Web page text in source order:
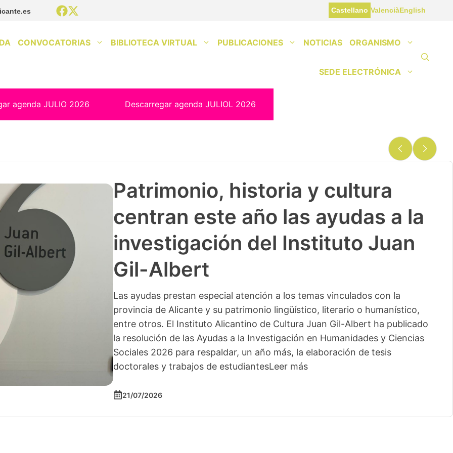
Castellano ValenciàEnglish
CONVOCATORIAS BIBLIOTECA VIRTUAL PUBLICACIONES NOTICIAS ORGANISMO
SEDE ELECTRÓNICA
agenda JULIO 2026 Descarregar agenda JULIOL 2026
Patrimonio, historia y cultura
centran este año las ayudas a la
investigación del Instituto Juan
Gil-Albert
Las ayudas prestan especial atención a los temas vinculados con la
provincia de Alicante y su patrimonio lingüístico, literario o humanístico,
entre otros. El Instituto Alicantino de Cultura Juan Gil-Albert ha publicado
la resolución de las Ayudas a la Investigación en Humanidades y Ciencias
Sociales 2026 para respaldar, un año más, la elaboración de tesis
doctorales y trabajos de estudiantesLeer más
21/07/2026